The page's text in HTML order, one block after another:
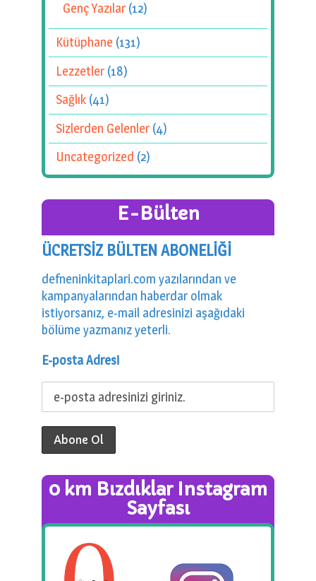
Genç Yazılar(12)
Kütüphane (131)
Lezzetler(18)
Sağlık (41)
Sizlerden Gelenler(4)
Uncategorized (2)
E-Bülten
ÜCRETSİZ BÜLTEN ABONELİĞİ
defneninkitaplari.com yazılarından ve
kampanyalarından haberdar olmak
istiyorsanız, e-mail adresinizi aşağıdaki
bölüme yazmanız yeterli.
E-posta Adresi
0 km Bızdıklar Instagram
Sayfası